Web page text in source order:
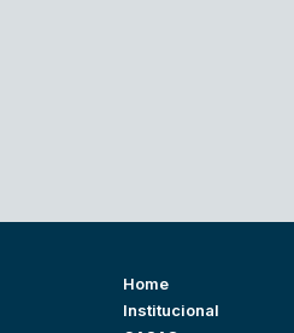
Home
Institucional